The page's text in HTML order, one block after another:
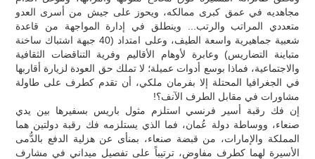
مجاهديه في عمق كبرى ممالكه، ويحوز على جيش من أسرى العدو
متعددي المراتب والرتب... وينطلق في إدارة المواجهة من قاعدة
شعبية جماهيرية واسعة الطيف، وعلى امتداد (40 جبهة اشتباك ساخنة
متباينة التضاريس) وعابرة لأوهام الأقاليم وفرية التناقضات الثقافية
والاجتماعية، فماذا بوسع أدوات عميلة؛ لا تملك حق العودة لزيارة أقاربها
في الجغرافيا المحتلة إلا بفرمان ملكي، أن تقدم كطرف على طاولة
مشاورات في مقابل الطرف الآنف؟!
إن فك رقبة أسير فرنسي استلزم مثول باريس بسفيرها بين يدي
صنعاء، ووساطة دولة عُمان، فما الذي يستلزمه فك رقبة دولتين هما
المملكة والإمارات، من قبضة صنعاء، بمنأى عن هزلية الدفع بالدُّمى
الأسيرة لهما كطرف مفاوض، ترتيباً على تفصيل ميداني في مشارف